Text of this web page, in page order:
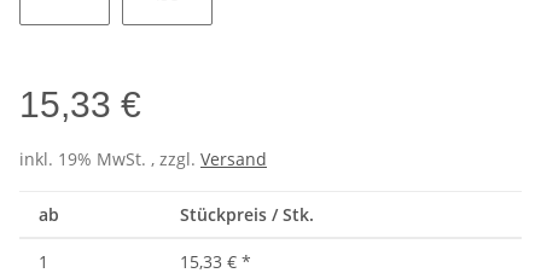
15,33 €
inkl. 19% MwSt. , zzgl. Versand
ab Stückpreis / Stk.
1 15,33 € *